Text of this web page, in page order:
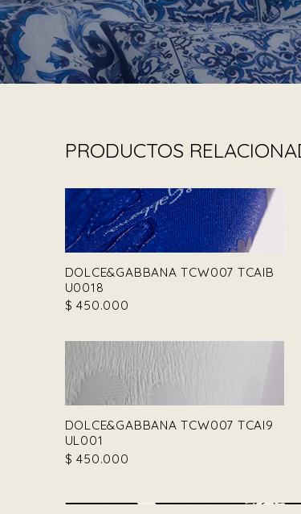
PRODUCTOS
DOLCE&GABBANA TCW007 TCAIB
U0018
$ 450.000
DOLCE&GABBANA TCW007 TCAI9
UL001
$ 450.000